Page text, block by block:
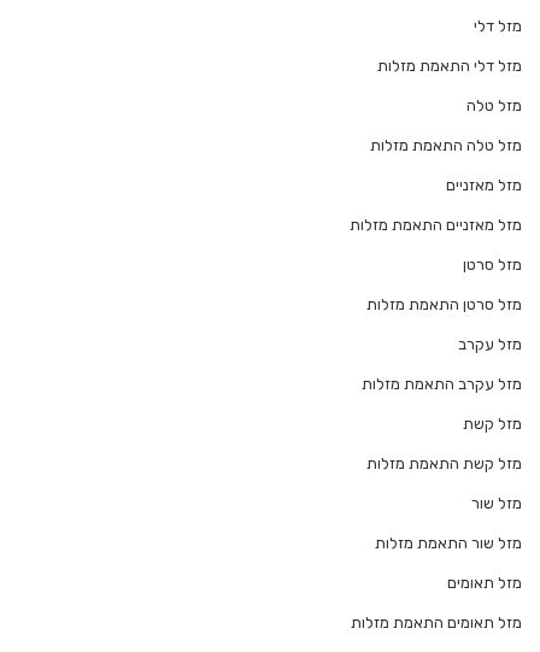
מזל דלי
מזל דלי התאמת מזלות
מזל טלה
מזל טלה התאמת מזלות
מזל מאזניים
מזל מאזניים התאמת מזלות
מזל סרטן
מזל סרטן התאמת מזלות
מזל עקרב
מזל עקרב התאמת מזלות
מזל קשת
מזל קשת התאמת מזלות
מזל שור
מזל שור התאמת מזלות
מזל תאומים
מזל תאומים התאמת מזלות